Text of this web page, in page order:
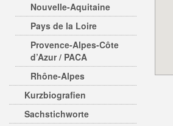
Nouvelle-Aquitaine
Pays de la Loire
Provence-Alpes-Côte
d’Azur / PACA
Rhône-Alpes
Kurzbiografien
Sachstichworte